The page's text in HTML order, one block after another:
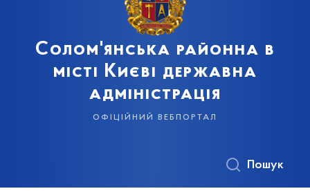
Солом'янська районна в
місті Києві державна
адміністрація
офіційний вебпортал
Пошук